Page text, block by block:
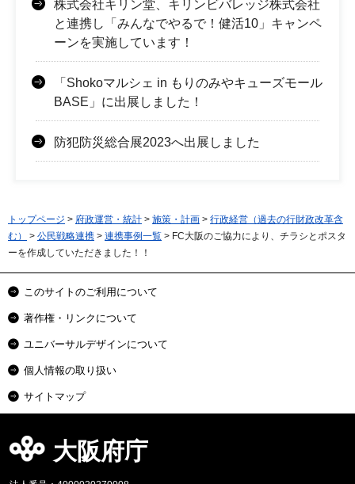
株式会社キリン堂、キリンビバレッジ株式会社
と連携し「みんなでやるで！健活10」キャンペ
ーンを実施しています！
「Shokoマルシェ in もりのみやキューズモール
BASE」に出展しました！
防犯防災総合展2023へ出展しました
トップページ > 府政運営・統計 > 施策・計画 > 行政経営（過去の行財政改革含
む）
> 公民戦略連携 > 連携事例一覧 > FC大阪のご協力により、チラシとポスタ
ーを作成していただきました！！
このサイトのご利用について
著作権・リンクについて
ユニバーサルデザインについて
個人情報の取り扱い
サイトマップ
大阪府庁